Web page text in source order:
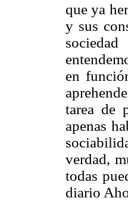
que ya
y sus
en
tarea de
apenas
verdad,
todas
diario